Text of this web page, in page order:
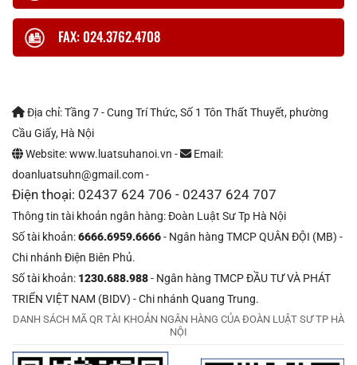
FAX: 024.3762.4708
Địa chỉ: Tầng 7 - Cung Trí Thức, Số 1 Tôn Thất Thuyết, phường
Cầu Giấy, Hà Nội
Website: www.luatsuhanoi.vn -
Email:
doanluatsuhn@gmail.com -
Điện thoại: 02437 624 706 - 02437 624 707
Thông tin tài khoản ngân hàng: Đoàn Luật Sư Tp Hà Nội
Số tài khoản:6666.6959.6666- Ngân hàng TMCP QUÂN ĐỘI (MB) -
Chi nhánh Điện Biên Phủ.
Số tài khoản: 1230.688.988- Ngân hàng TMCP ĐẦU TƯ VÀ PHÁT
TRIỂN VIỆT NAM (BIDV) - Chi nhánh Quang Trung.
DANH SÁCH MÃ QR TÀI KHOẢN NGÂN HÀNG CỦA ĐOÀN LUẬT SƯ TP HÀ
NỘI